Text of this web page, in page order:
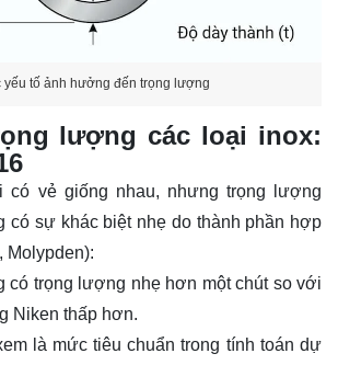
yếu tố ảnh hưởng đến trọng lượng
lượng các loại inox:
có vẻ giống nhau, nhưng trọng lượng
có sự khác biệt nhẹ do thành phần hợp
Molypden):
có trọng lượng nhẹ hơn một chút so với
Niken thấp hơn.
là mức tiêu chuẩn trong tính toán dự